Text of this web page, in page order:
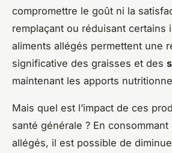
compromettre le goût ni la
remplaçant ou réduisant certains
aliments allégés permettent une
significative des graisses et des
maintenant les apports
Mais quel est l’impact de ces
santé générale ? En
allégés, il est possible de